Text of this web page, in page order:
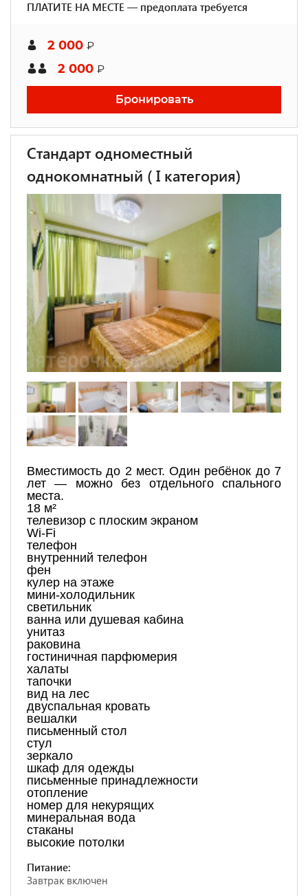
ПЛАТИТЕ НА МЕСТЕ — предоплата требуется
2 000 ₽
2 000 ₽
Бронировать
Стандарт одноместный
однокомнатный ( I категория)
Вместимость до 2 мест. Один ребёнок до 7
лет — можно без отдельного спального
места.
18 м²
телевизор с плоским экраном
Wi-Fi
телефон
внутренний телефон
фен
кулер на этаже
мини-холодильник
светильник
ванна или душевая кабина
унитаз
раковина
гостиничная парфюмерия
халаты
тапочки
вид на лес
двуспальная кровать
вешалки
письменный стол
стул
зеркало
шкаф для одежды
письменные принадлежности
отопление
номер для некурящих
минеральная вода
стаканы
высокие потолки
Питание:
Завтрак включен